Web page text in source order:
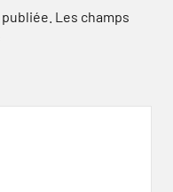
Les champs